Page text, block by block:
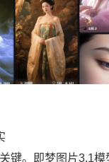
键。即梦图片3.1模